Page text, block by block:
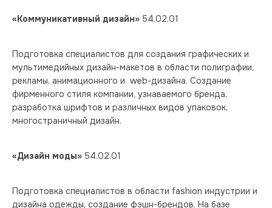
«Коммуникативный дизайн» 54.02.01
Подготовка специалистов для создания графических и
мультимедийных дизайн-макетов в области полиграфии,
рекламы, анимационного и  web-дизайна. Создание
фирменного стиля компании, узнаваемого бренда,
разработка шрифтов и различных видов упаковок,
многостраничный дизайн.
«Дизайн моды» 54.02.01
Подготовка специалистов в области fashion индустрии и
дизайна одежды, создание фэшн-брендов. На базе